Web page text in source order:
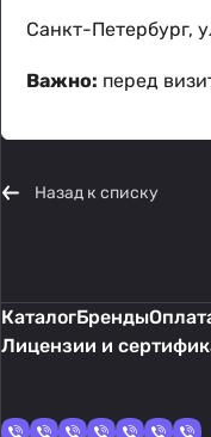
Санкт-Петербург,
Важно: перед
Назад к списку
КаталогБренды
Лицензии и